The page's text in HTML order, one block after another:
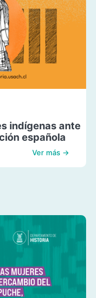
indígenas ante
española
Ver más →